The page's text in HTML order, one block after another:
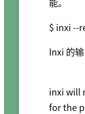
Inxi 的输
inxi will
for the